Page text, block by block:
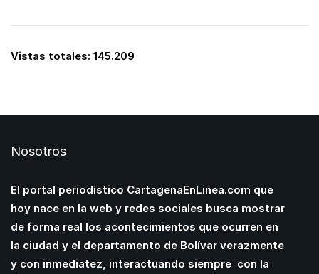
Vistas totales: 145.209
Nosotros
El portal periodístico CartagenaEnLinea.com que
hoy nace en la web y redes sociales busca mostrar
de forma real los acontecimientos que ocurren en
la ciudad y el departamento de Bolívar verazmente
y con inmediatez, interactuando siempre con la